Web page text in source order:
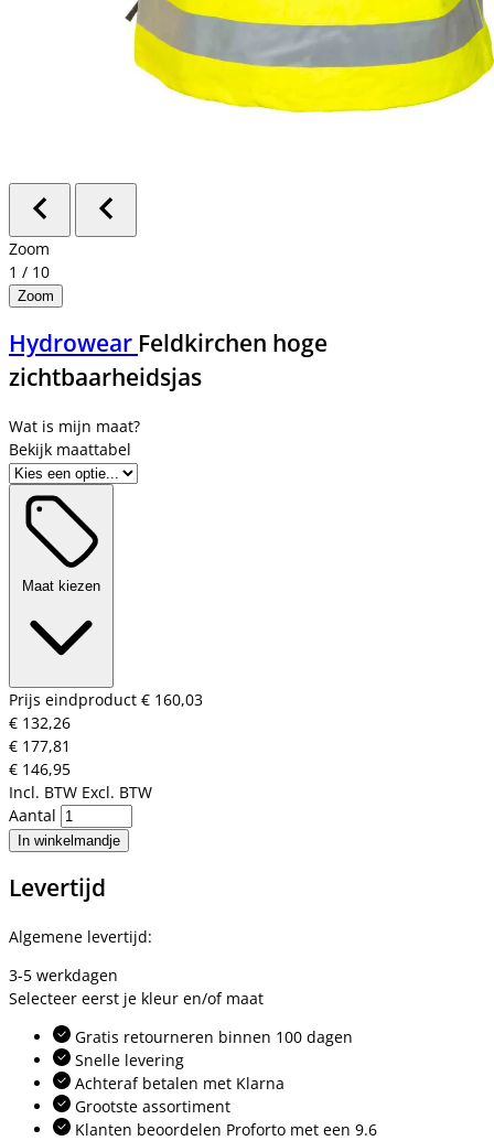
Zoom
1 / 10
Zoom
Hydrowear Feldkirchen hoge
zichtbaarheidsjas
Bekijk maattabel
Maat kiezen
Prijs eindproduct € 160,03
€ 132,26
€ 177,81
€ 146,95
Incl. BTW Excl. BTW
Aantal
In winkelmandje
Levertijd
Algemene levertijd:
3-5 werkdagen
Selecteer eerst je kleur en/of maat
Gratis retourneren binnen 100 dagen
Snelle levering
Achteraf betalen met Klarna
Grootste assortiment
Klanten beoordelen Proforto met een 9.6